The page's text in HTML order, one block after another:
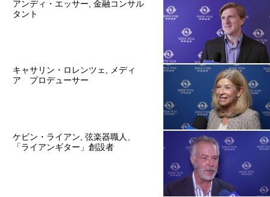
アンディ・エッサー, 金融コンサル
タント
キャサリン・ロレンツェ, メディ
ア プロデューサー
ケビン・ライアン, 弦楽器職人、
「ライアンギター」創設者